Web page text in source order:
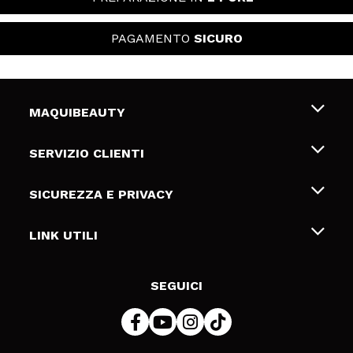
PAGAMENTO SICURO
MAQUIBEAUTY
Chi siamo
Gift Cards
SERVIZIO CLIENTI
Spedizioni & Resi
Metodi di pagamamento
SICUREZZA E PRIVACY
Termini e condizioni
LINK UTILI
SEGUICI